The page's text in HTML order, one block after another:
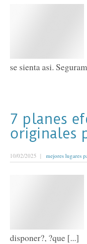
se sienta asi.
7 planes
originales
10/02/2025 | mejores lugares
disponer?, ?que [...]